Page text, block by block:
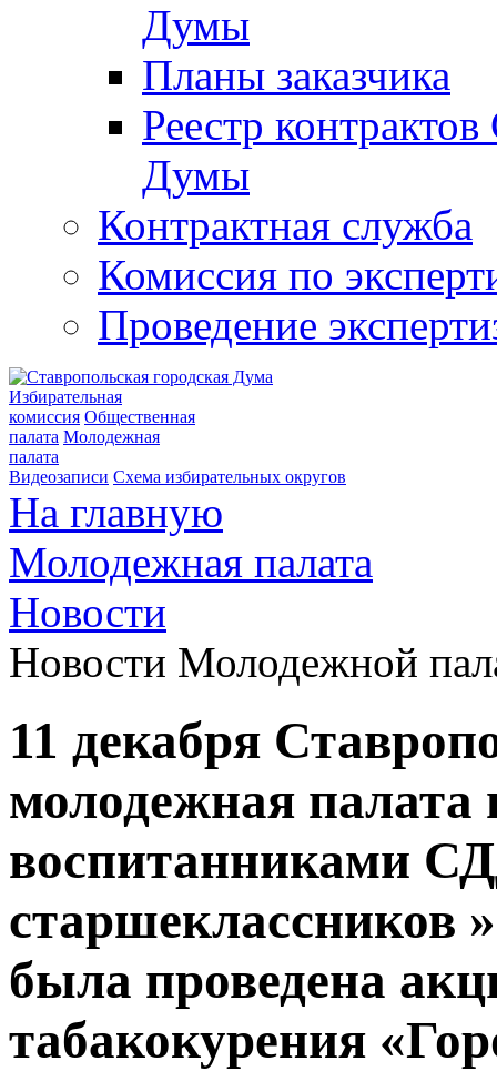
Думы
Планы заказчика
Реестр
Думы
Контрактная служба
Комиссия по
Проведение
Избирательная
комиссия Общественная
палата Молодежная
палата
Видеозаписи Схема избирательных округов
На главную
Молодежная палата
Новости
Новости Молодежной
11 декабря
молодежная палата
воспитанниками
старшеклассников
была проведена
табакокурения